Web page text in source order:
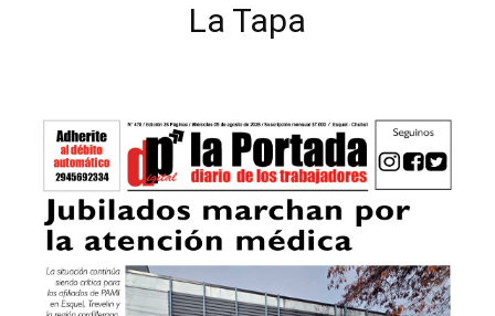
La Tapa